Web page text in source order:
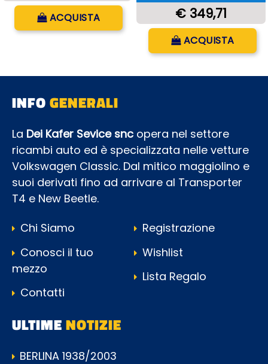
ACQUISTA € 349,71
ACQUISTA
INFOGENERALI
La Dei Kafer Sevice snc opera nel settore
ricambi auto ed è specializzata nelle vetture
Volkswagen Classic. Dal mitico maggiolino e
suoi derivati fino ad arrivare al Transporter
T4 e New Beetle.
Chi Siamo
Conosci il tuo
mezzo
Contatti
Registrazione
Wishlist
Lista Regalo
ULTIMENOTIZIE
BERLINA 1938/2003